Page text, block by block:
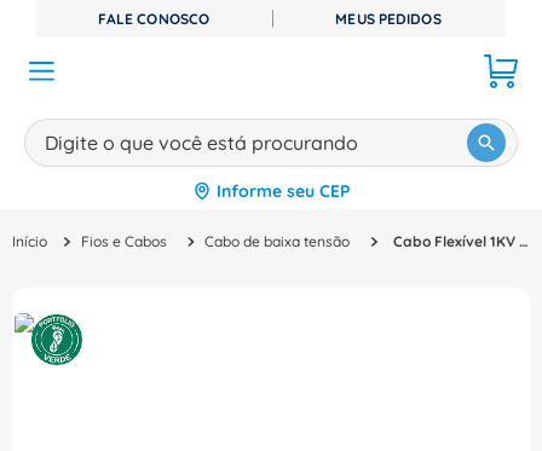
FALE CONOSCO MEUS PEDIDOS
Digite o que você está procurando
Informe seu CEP
Fios e Cabos Cabo de baixa tensão Cabo Flexível 1KV 90G Hepr 5X4MM2 Preta Hepr-Pvc Nexans
TERMOS MAIS BUSCADOS
º disjuntor
3º